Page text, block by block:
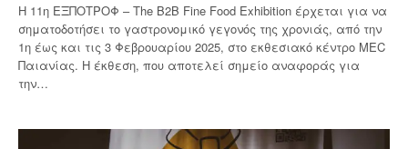
Η 11η ΕΞΠΟΤΡΟΦ – The B2B Fine Food Exhibition έρχεται για να
σηματοδοτήσει το γαστρονομικό γεγονός της χρονιάς, από την
1η έως και τις 3 Φεβρουαρίου 2025, στο εκθεσιακό κέντρο MEC
Παιανίας. Η έκθεση, που αποτελεί σημείο αναφοράς για
την…